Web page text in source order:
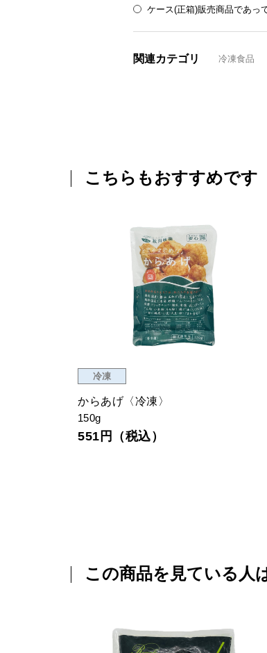
ケース(正箱)販売商品であっ
関連カテゴリ 冷凍食品
こちらもおすすめです
冷凍
からあげ〈冷凍〉
150g
551円（税込）
この商品を見ている人